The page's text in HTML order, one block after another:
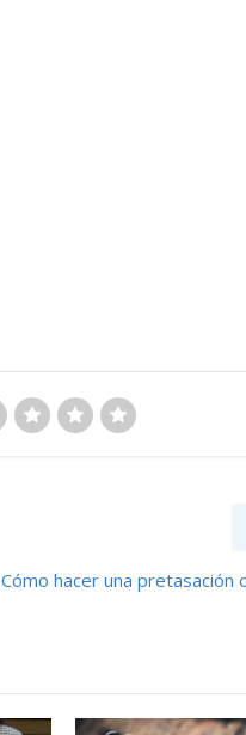
Cómo hacer una pretasación